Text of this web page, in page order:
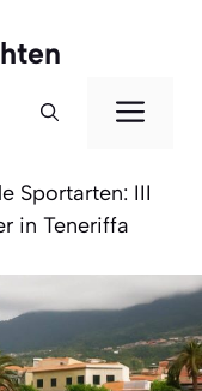
Sportarten: III
in Teneriffa